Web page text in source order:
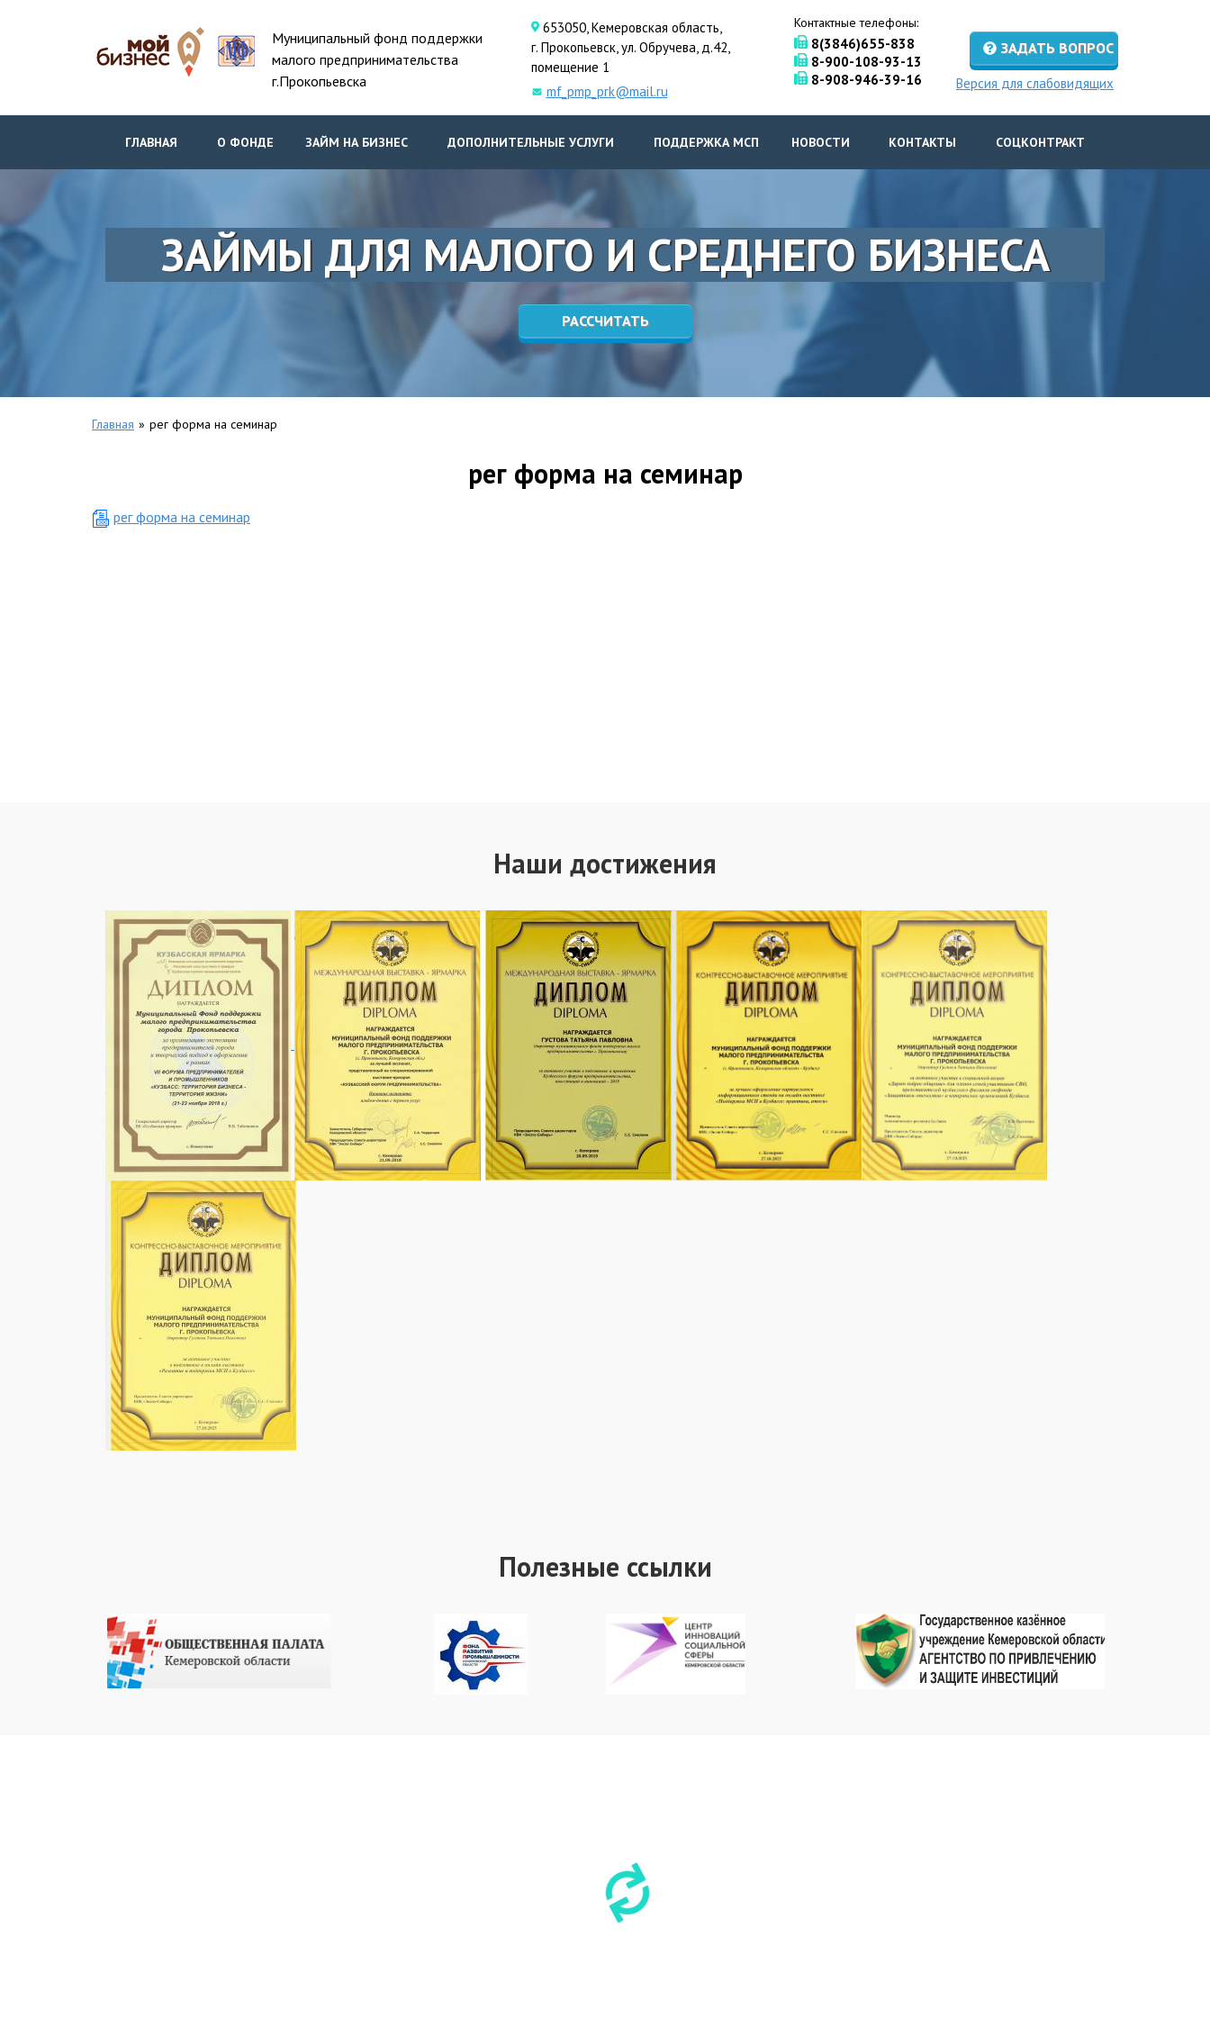
Муниципальный фонд поддержки
малого предпринимательства
г.Прокопьевска
653050, Кемеровская область,
г. Прокопьевск, ул. Обручева, д.42,
помещение 1
mf_pmp_prk@mail.ru
Контактные телефоны:
8(3846)655-838
8-900-108-93-13
8-908-946-39-16
ЗАДАТЬ ВОПРОС
Версия для слабовидящих
ГЛАВНАЯ О ФОНДЕ ЗАЙМ НА БИЗНЕС ДОПОЛНИТЕЛЬНЫЕ УСЛУГИ ПОДДЕРЖКА МСП НОВОСТИ КОНТАКТЫ СОЦКОНТРАКТ
ЗАЙМЫ ДЛЯ МАЛОГО И СРЕДНЕГО БИЗНЕСА
РАССЧИТАТЬ
Главная » рег форма на семинар
рег форма на семинар
рег форма на семинар
Наши достижения
Полезные ссылки